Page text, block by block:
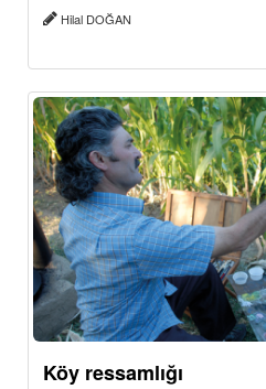
Hilal DOĞAN
Köy ressamlığı